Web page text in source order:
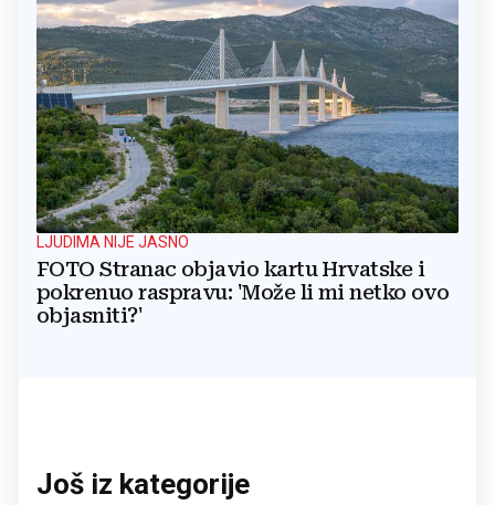
LJUDIMA NIJE JASNO
FOTO Stranac objavio kartu Hrvatske i
pokrenuo raspravu: 'Može li mi netko ovo
objasniti?'
Još iz kategorije